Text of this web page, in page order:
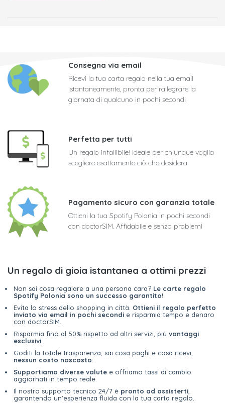
Consegna via email
Ricevi la tua carta regalo nella tua email
istantaneamente, pronta per rallegrare la
giornata di qualcuno in pochi secondi
Perfetta per tutti
Un regalo infallibile! Ideale per chiunque voglia
scegliere esattamente ciò che desidera
Pagamento sicuro con garanzia totale
Ottieni la tua Spotify Polonia in pochi secondi
con doctorSIM. Affidabile e senza problemi
Un regalo di gioia istantanea a ottimi prezzi
Non sai cosa regalare a una persona cara? Le carte regalo
Spotify Polonia sono un successo garantito!
Evita lo stress dello shopping in città. Ottieni il regalo perfetto
inviato via email in pochi secondi e risparmia tempo e denaro
con doctorSIM.
Risparmia fino al 50% rispetto ad altri servizi, più vantaggi
esclusivi
Goditi la totale trasparenza; sai cosa paghi e cosa ricevi,
nessun costo nascosto
Supportiamo diverse valute e offriamo tassi di cambio
aggiornati in tempo reale.
Il nostro supporto tecnico 24/7 è pronto ad assisterti
garantendo un'esperienza fluida con la tua carta regalo.